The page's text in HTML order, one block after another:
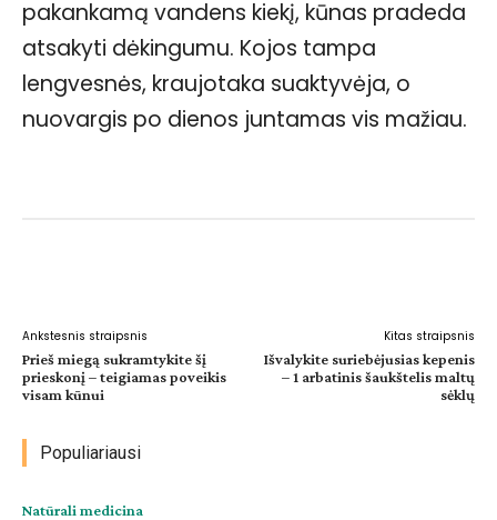
pakankamą vandens kiekį, kūnas pradeda
atsakyti dėkingumu. Kojos tampa
lengvesnės, kraujotaka suaktyvėja, o
nuovargis po dienos juntamas vis mažiau.
Ankstesnis straipsnis
Prieš miegą sukramtykite šį
prieskonį – teigiamas poveikis
visam kūnui
Kitas straipsnis
Išvalykite suriebėjusias kepenis
– 1 arbatinis šaukštelis maltų
sėklų
Populiariausi
Natūrali medicina